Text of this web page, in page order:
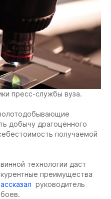
пресс-службы вуза.
добычу драгоценного
получаемой
технологии даст
преимущества
руководитель